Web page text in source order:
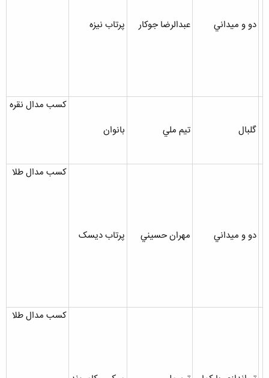
دو و ميداني عبدالرضا جوکار پرتاب نيزه
گلبال تيم ملي بانوان
کسب مدال نقره
دو و ميداني مهران حسيني پرتاب ديسک
کسب مدال طلا
کسب مدال طلا